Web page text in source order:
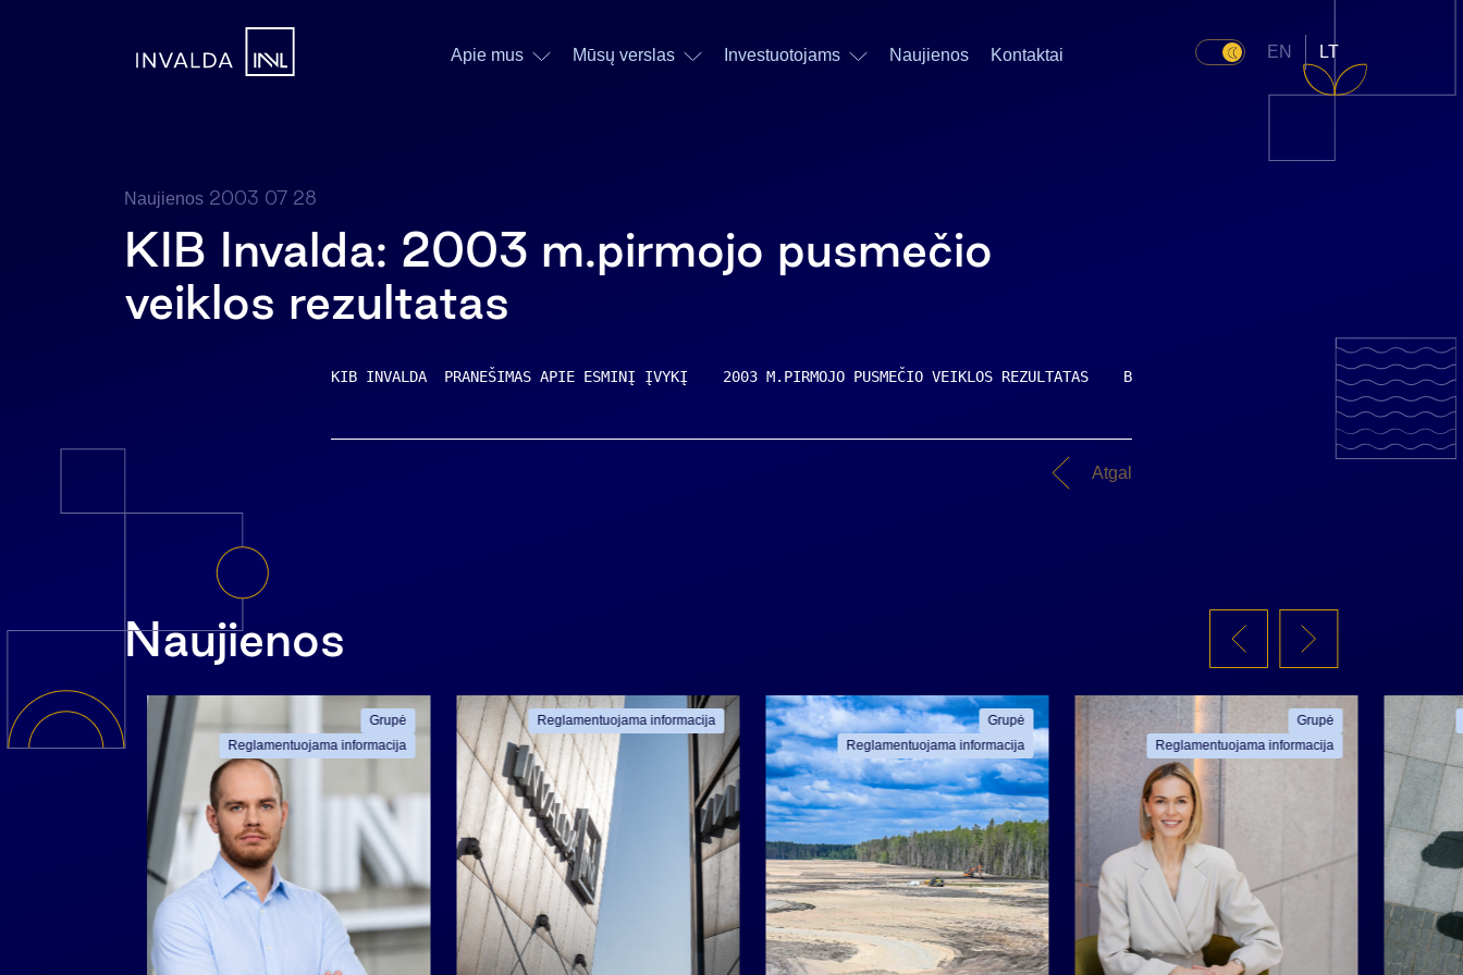
Apie mus Mūsų verslas Investuotojams Naujienos Kontaktai EN LT
Naujienos 2003 07 28
KIB Invalda: 2003 m.pirmojo pusmečio
veiklos rezultatas
KIB INVALDA  PRANEŠIMAS APIE ESMINĮ ĮVYKĮ    2003 M.PIRMOJO PUSMEČIO VEIKLOS REZULTATAS    Bendrovės 2003m.I
Atgal
Naujienos
informacija
Grupė
Reglamentuojama informacija
Reglamentuojama informacija
Grupė
Reglamentuojama informacija
Grupė
Reglamentuojama informacija